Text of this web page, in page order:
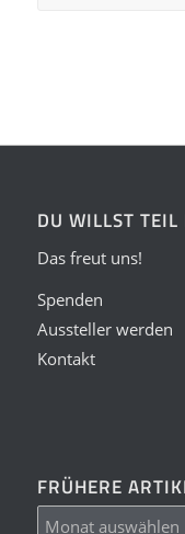
DU WILLST TEIL
Das freut uns!
Spenden
Aussteller werden
Kontakt
FRÜHERE